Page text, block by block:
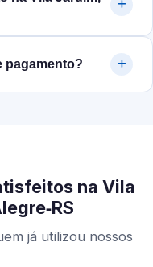
pagamento?
na Vila
já utilizou nossos